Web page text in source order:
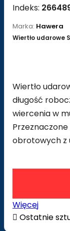
Indeks:
Marka: Hawera
Wiertło udarowe
Wiertło
długość
wiercenia w
obrotowych z
Więcej
 Ostatnie